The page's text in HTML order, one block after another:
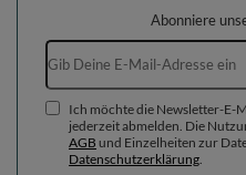
Abonniere
Ich möchte die Newsletter-E-
jederzeit abmelden. Die
AGB und Einzelheiten zur
Datenschutzerklärung